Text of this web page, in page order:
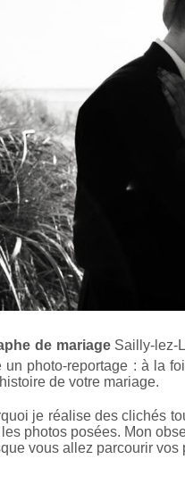
de mariage Sailly-lez-
un photo-reportage : à la
de votre mariage.
je réalise des clichés
photos posées. Mon
vous allez parcourir vos